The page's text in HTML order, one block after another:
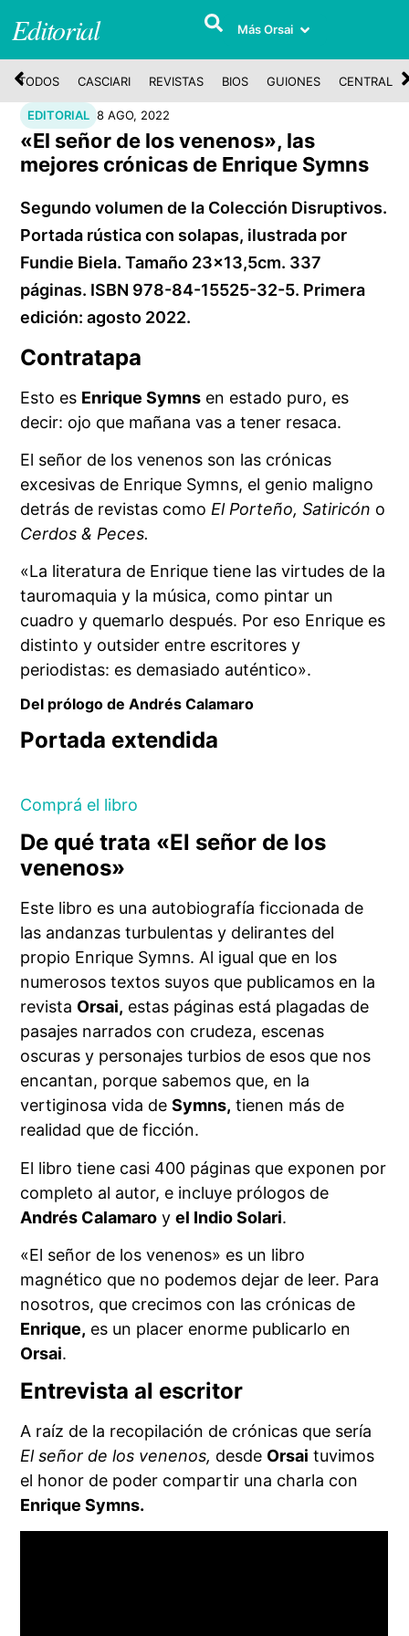
Editorial Más Orsai
TODOS CASCIARI REVISTAS BIOS GUIONES CENTRAL
EDITORIAL 8 AGO, 2022
«El señor de los venenos», las
mejores crónicas de Enrique Symns
Segundo volumen de la Colección Disruptivos.
Portada rústica con solapas, ilustrada por
Fundie Biela. Tamaño 23x13,5cm. 337
páginas. ISBN 978-84-15525-32-5. Primera
edición: agosto 2022.
Contratapa
Esto es Enrique Symns en estado puro, es
decir: ojo que mañana vas a tener resaca.
El señor de los venenos son las crónicas
excesivas de Enrique Symns, el genio maligno
detrás de revistas como El Porteño, Satiricón o
Cerdos & Peces.
«La literatura de Enrique tiene las virtudes de la
tauromaquia y la música, como pintar un
cuadro y quemarlo después. Por eso Enrique es
distinto y outsider entre escritores y
periodistas: es demasiado auténtico».
Del prólogo de Andrés Calamaro
Portada extendida
Comprá el libro
De qué trata «El señor de los
venenos»
Este libro es una autobiografía ficcionada de
las andanzas turbulentas y delirantes del
propio Enrique Symns. Al igual que en los
numerosos textos suyos que publicamos en la
revista Orsai, estas páginas está plagadas de
pasajes narrados con crudeza, escenas
oscuras y personajes turbios de esos que nos
encantan, porque sabemos que, en la
vertiginosa vida deSymns, tienen más de
realidad que de ficción.
El libro tiene casi 400 páginas que exponen por
completo al autor, e incluye prólogos de
Andrés Calamaro yel Indio Solari.
«El señor de los venenos» es un libro
magnético que no podemos dejar de leer. Para
nosotros, que crecimos con las crónicas de
Enrique, es un placer enorme publicarlo en
Orsai.
Entrevista al escritor
A raíz de la recopilación de crónicas que sería
El señor de los venenos, desde Orsai tuvimos
el honor de poder compartir una charla con
Enrique Symns.